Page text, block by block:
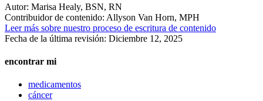
Autor: Marisa Healy, BSN, RN
Contribuidor de contenido: Allyson Van Horn, MPH
Leer más sobre nuestro proceso de escritura de contenido
Fecha de la última revisión: Diciembre 12, 2025
encontrar mi
medicamentos
cáncer